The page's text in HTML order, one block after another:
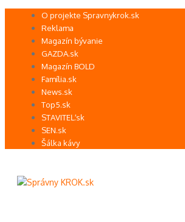
Preskočiť O projekte Spravnykrok.sk
Reklama
Magazín bývanie
GAZDA.sk
Magazín BOLD
Família.sk
News.sk
Top5.sk
STAVITEĽ.sk
SEN.sk
Šálka kávy